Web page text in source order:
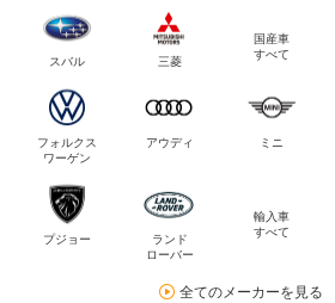
スバル 三菱
国産車
すべて
フォルクス
ワーゲン
アウディ ミニ
プジョー
ランド
ローバー
輸入車
すべて
全てのメーカーを見る